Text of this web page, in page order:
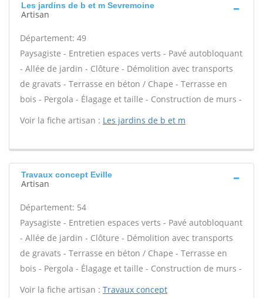
Les jardins de b et m Sevremoine
Artisan
Département: 49
Paysagiste - Entretien espaces verts - Pavé autobloquant
- Allée de jardin - Clôture - Démolition avec transports
de gravats - Terrasse en béton / Chape - Terrasse en
bois - Pergola - Élagage et taille - Construction de murs -
Voir la fiche artisan : Les jardins de b et m
Travaux concept Eville
Artisan
Département: 54
Paysagiste - Entretien espaces verts - Pavé autobloquant
- Allée de jardin - Clôture - Démolition avec transports
de gravats - Terrasse en béton / Chape - Terrasse en
bois - Pergola - Élagage et taille - Construction de murs -
Voir la fiche artisan : Travaux concept